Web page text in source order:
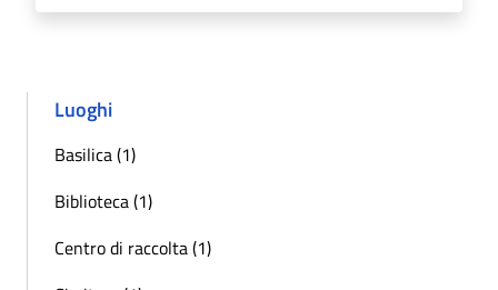
Luoghi
Basilica (1)
Biblioteca (1)
Centro di raccolta (1)